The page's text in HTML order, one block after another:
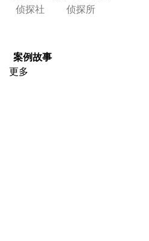
侦探社
侦探所
案例故事
更多